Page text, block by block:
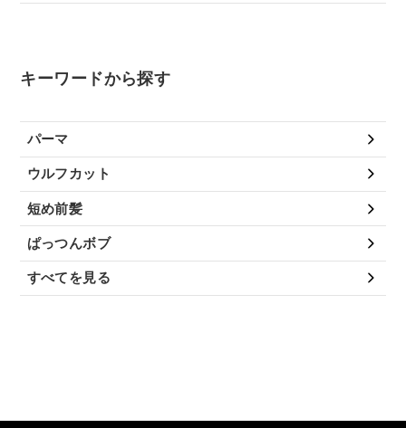
キーワードから探す
パーマ
ウルフカット
短め前髪
ぱっつんボブ
すべてを見る